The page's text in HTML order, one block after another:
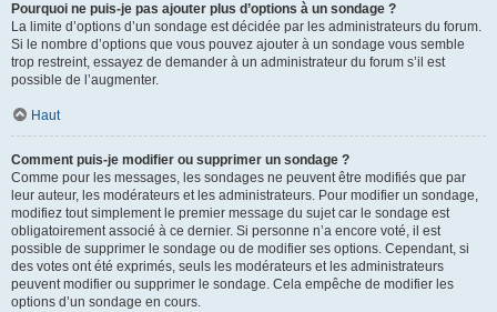
Pourquoi ne puis-je pas ajouter plus d’options à un sondage ?
La limite d’options d’un sondage est décidée par les administrateurs du forum.
Si le nombre d’options que vous pouvez ajouter à un sondage vous semble
trop restreint, essayez de demander à un administrateur du forum s’il est
possible de l’augmenter.
Haut
Comment puis-je modifier ou supprimer un sondage ?
Comme pour les messages, les sondages ne peuvent être modifiés que par
leur auteur, les modérateurs et les administrateurs. Pour modifier un sondage,
modifiez tout simplement le premier message du sujet car le sondage est
obligatoirement associé à ce dernier. Si personne n’a encore voté, il est
possible de supprimer le sondage ou de modifier ses options. Cependant, si
des votes ont été exprimés, seuls les modérateurs et les administrateurs
peuvent modifier ou supprimer le sondage. Cela empêche de modifier les
options d’un sondage en cours.